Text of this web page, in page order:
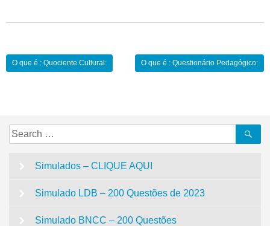
Navegação
O que é : Quociente Cultural: O que é : Questionário Pedagógico:
Search
for:
Simulados – CLIQUE AQUI
Simulado LDB – 200 Questões de 2023
Simulado BNCC – 200 Questões